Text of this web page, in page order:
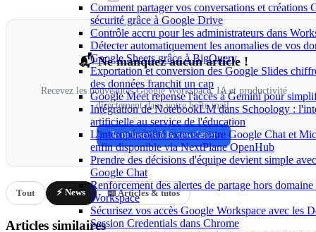
Comment partager vos conversations et créations
sécurité grâce à Google Drive
Contrôle accru pour les administrateurs dans
Détecter automatiquement les anomalies de vos
Google Sheets grâce à BigQuery
Exportation et conversion des Google Slides
des données franchit un cap
Google Meet repense l'accès à Gemini pour
Intégration de NotebookLM dans Schoology :
artificielle au service de l'éducation
L'interopérabilité externe entre Google Chat et
enfin disponible via NextPlane OpenHub
Prendre des décisions d'équipe devient simple
Google Chat
Renforcement des alertes de partage hors
Workspace
Sécurisez vos accès Google Workspace avec les
Session Credentials dans Chrome
📬 Ne manquez aucun article !
Recevez les nouveautés Google Workspace, IA et productivité
directement dans votre boîte mail.
Je m'inscris à la newsletter
Tout ⚡ News 📖 Articles & tutos
Articles similaires